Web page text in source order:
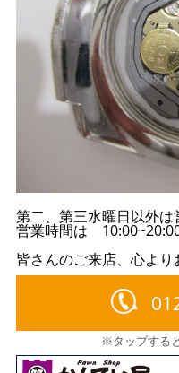
第二、第三水曜日以外は
営業時間は
皆さんのご来店、心より
※タップする